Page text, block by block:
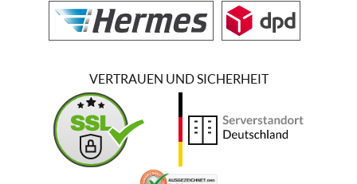
VERTRAUEN UND SICHERHEIT